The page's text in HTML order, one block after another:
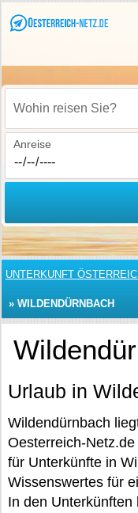
Wohin reisen Sie?
Anreise
UNTERKUNFT
» WILDENDÜRNBACH
Urlaub in
Wildendürnbach
Oesterreich-
für Unterkünfte in
Wissenswertes für
In den Unterkünften